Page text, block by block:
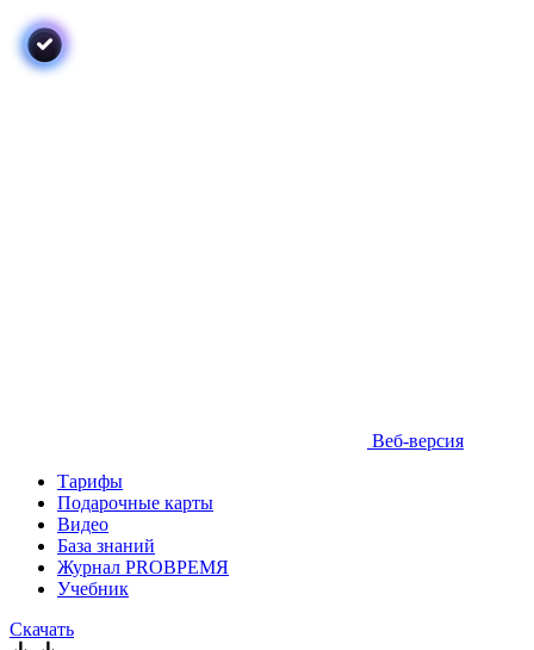
Веб-версия
Тарифы
Подарочные карты
Видео
База знаний
Журнал PROВРЕМЯ
Учебник
Скачать